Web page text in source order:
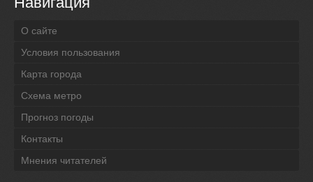
О сайте
Условия пользования
Карта города
Схема метро
Прогноз погоды
Контакты
Мнения читателей